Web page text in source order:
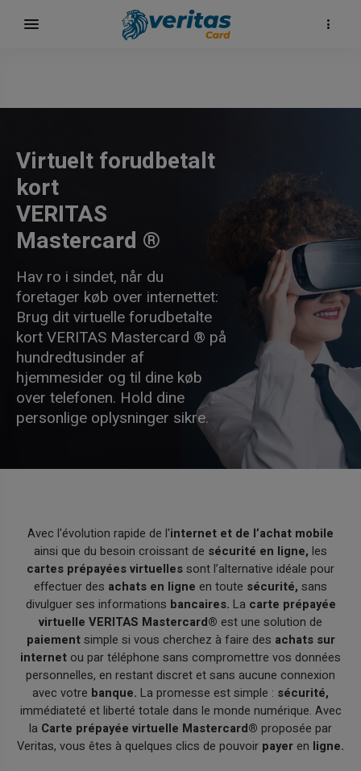
Virtuelt forudbetalt
kort
VERITAS
Mastercard ®
Hav ro i sindet, når du
foretager køb over internettet:
Brug dit virtuelle forudbetalte
kort VERITAS Mastercard ® på
hundredtusinder af
hjemmesider og til dine køb
over telefonen. Hold dine
personlige oplysninger sikre.
Avec l'évolution rapide de l'internet et de l’achat mobile
ainsi que du besoin croissant de sécurité en ligne, les
cartes prépayées virtuellessont l’alternative idéale pour
effectuer des achats en ligne en toute sécurité, sans
divulguer ses informations bancaires. La carte prépayée
virtuelle VERITAS Mastercard® est une solution de
paiementsimple si vous cherchez à faire des achats sur
internet ou par téléphone sans compromettre vos données
personnelles, en restant discret et sans aucune connexion
avec votre banque. La promesse est simple : sécurité,
immédiateté et liberté totale dans le monde numérique. Avec
la Carte prépayée virtuelle Mastercard® proposée par
Veritas, vous êtes à quelques clics de pouvoir payeren ligne.